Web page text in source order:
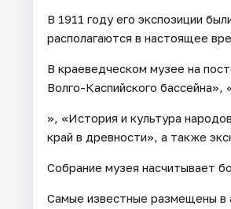
В 1911 году его экспозиции
располагаются в настоящее
В краеведческом музее на
Волго-Каспийского бассейна»,
», «История и культура
край в древности», а также
Собрание музея насчитывает
Самые известные размещены в